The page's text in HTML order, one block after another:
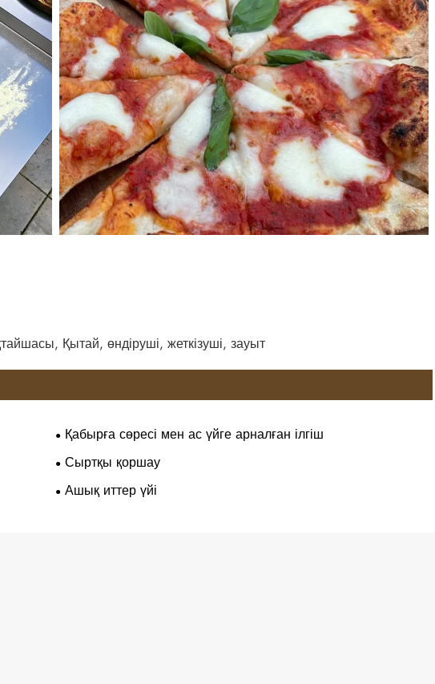
Қытай, өндіруші, жеткізуші, зауыт
Қабырға сөресі мен ас үйге арналған ілгіш
Сыртқы қоршау
Ашық иттер үйі